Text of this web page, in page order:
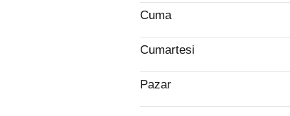
Cuma
Cumartesi
Pazar